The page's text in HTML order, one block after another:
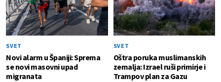
SVET
Novi alarm u Španiji: Sprema
se novi masovni upad
migranata
SVET
Oštra poruka muslimanskih
zemalja: Izrael ruši primirje i
Trampov plan za Gazu